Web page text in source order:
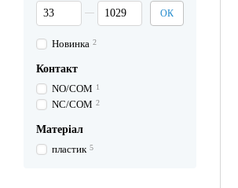
Від Ціна, грн.
До Ціна, грн.
ОК
Новинка 2
Контакт
NO/COM 1
NC/COM 2
Матеріал
пластик 5